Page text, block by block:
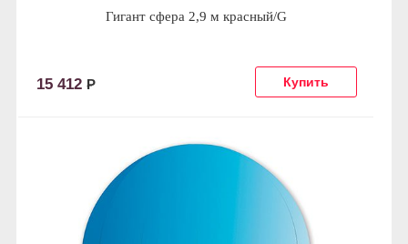
Гигант сфера 2,9 м красный/G
15 412 Р